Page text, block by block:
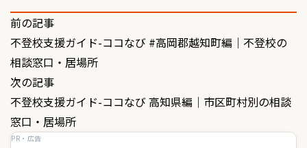
投
稿
ナ
ビ
ゲ
前の記事
不登校支援ガイド-ココなび #高岡郡越知町編｜不登校の
相談窓口・居場所
次の記事
不登校支援ガイド-ココなび 高知県編｜市区町村別の相談
窓口・居場所
PR・広告